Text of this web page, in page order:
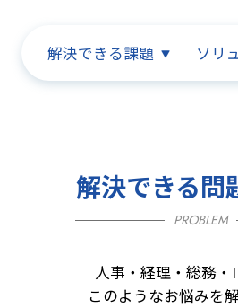
解決できる課題 ソリ
解決できる問
PROBLEM
人事・経理・総務・
このようなお悩みを